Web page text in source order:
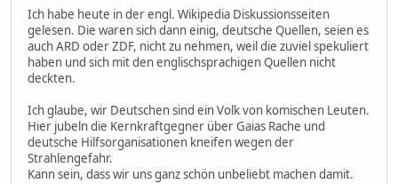
Ich habe heute in der engl. Wikipedia Diskussionsseiten
gelesen. Die waren sich dann einig, deutsche Quellen, seien es
auch ARD oder ZDF, nicht zu nehmen, weil die zuviel spekuliert
haben und sich mit den englischsprachigen Quellen nicht
deckten.
Ich glaube, wir Deutschen sind ein Volk von komischen Leuten.
Hier jubeln die Kernkraftgegner über Gaias Rache und
deutsche Hilfsorganisationen kneifen wegen der
Strahlengefahr.
Kann sein, dass wir uns ganz schön unbeliebt machen damit.